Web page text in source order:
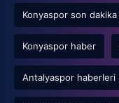
Konyaspor son dakika
Konyaspor haber
Antalyaspor haberleri